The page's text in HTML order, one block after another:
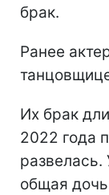
брак.
Ранее
Их брак
2022 года
общая